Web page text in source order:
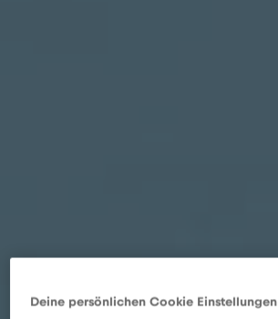
Deine persönlichen Cookie Einstellungen